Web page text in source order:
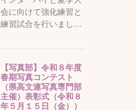
会に向けて強化練習と
練習試合を行いまし…
【写真部】令和８年度
春期写真コンテスト
（県高文連写真専門部
主催）表彰式（令和８
年５月１５日（金））